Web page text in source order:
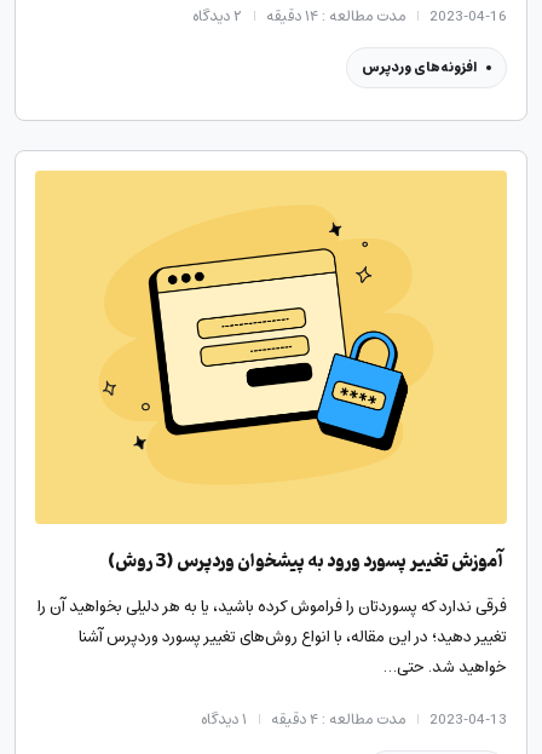
2023-04-16 مدت مطالعه : ۱۴ دقیقه ۲دیدگاه
افزونه‌های وردپرس
آموزش تغییر پسورد ورود به پیشخوان وردپرس (3 روش)
فرقی ندارد که پسوردتان را فراموش کرده باشید، یا به هر دلیلی بخواهید آن را
تغییر دهید؛ در این مقاله، با انواع روش‌های تغییر پسورد وردپرس آشنا
خواهید شد. حتی…
2023-04-13 مدت مطالعه : ۴ دقیقه ۱دیدگاه